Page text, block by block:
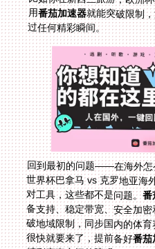
用番茄加速器就能突破限制
过任何精彩瞬间。
回到最初的问题——在海外怎
世界杯巴拿马 vs 克罗地亚
对工具，这些都不是问题。番
很快就要来了，提前备好番茄